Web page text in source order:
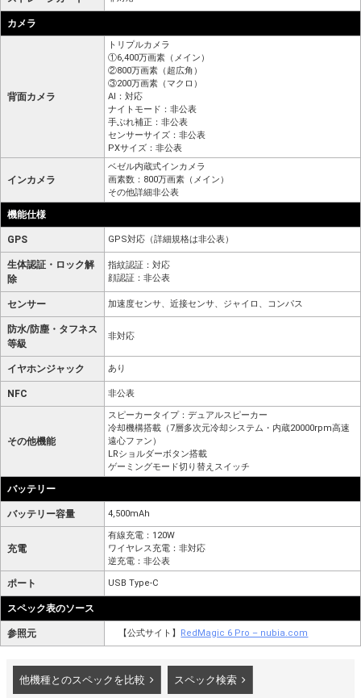
カメラ
背面カメラ
トリプルカメラ
①6,400万画素（メイン）
②800万画素（超広角）
③200万画素（マクロ）
AI：対応
ナイトモード：非公表
手ぶれ補正：非公表
センサーサイズ：非公表
PXサイズ：非公表
インカメラ
ベゼル内蔵式インカメラ
画素数：800万画素（メイン）
その他詳細非公表
機能仕様
GPS GPS対応（詳細規格は非公表）
生体認証・ロック解
除
指紋認証：対応
顔認証：非公表
センサー 加速度センサ、近接センサ、ジャイロ、コンパス
防水/防塵・タフネス
等級
非対応
イヤホンジャック あり
NFC 非公表
その他機能
スピーカータイプ：デュアルスピーカー
冷却機構搭載（7層多次元冷却システム・内蔵20000rpm高速
遠心ファン）
LRショルダーボタン搭載
ゲーミングモード切り替えスイッチ
バッテリー
バッテリー容量 4,500mAh
充電
有線充電：120W
ワイヤレス充電：非対応
逆充電：非公表
ポート USB Type-C
スペック表のソース
参照元 【公式サイト】 RedMagic 6 Pro – nubia.com
他機種とのスペックを比較 スペック検索